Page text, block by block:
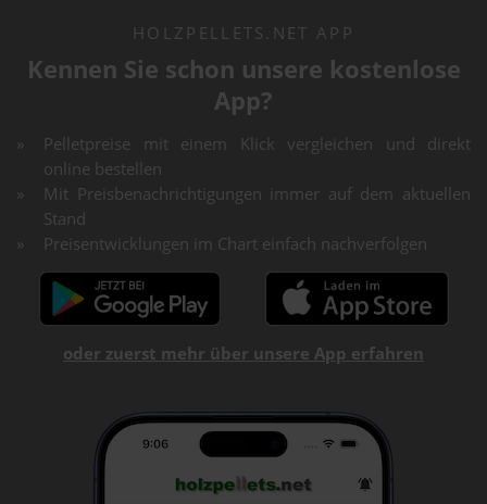
HOLZPELLETS.NET APP
Kennen Sie schon unsere kostenlose
App?
Pelletpreise mit einem Klick vergleichen und direkt
online bestellen
Mit Preisbenachrichtigungen immer auf dem aktuellen
Stand
Preisentwicklungen im Chart einfach nachverfolgen
oder zuerst mehr über unsere App erfahren